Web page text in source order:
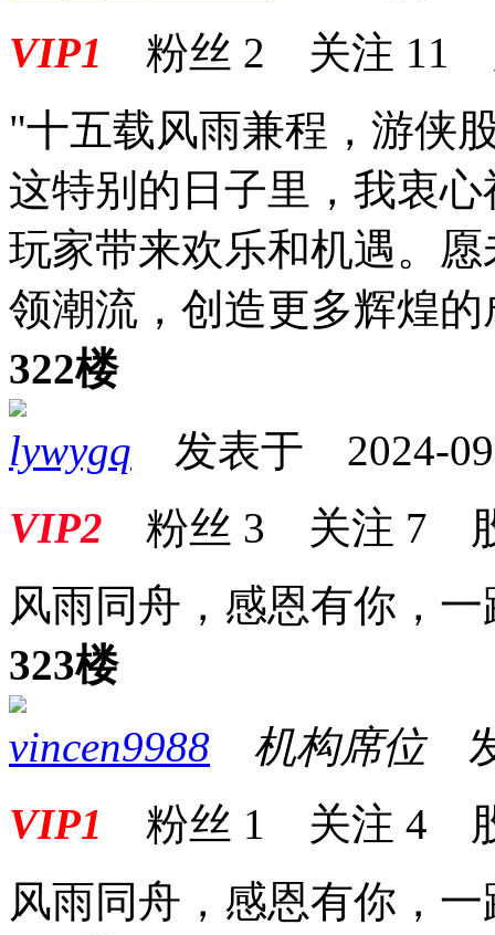
VIP1 粉丝 2 关注 11
"十五载风雨兼程，游侠
这特别的日子里，我衷
玩家带来欢乐和机遇。
领潮流，创造更多辉煌
322楼
lywygq 发表于 2024-
VIP2 粉丝 3 关注 7
风雨同舟，感恩有你，
323楼
vincen9988
机构席位发
VIP1 粉丝 1 关注 4
风雨同舟，感恩有你，